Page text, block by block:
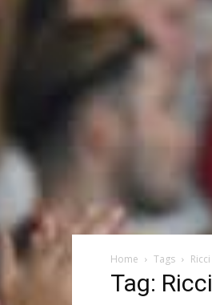
Home Tags Ricci
Tag: Ricci